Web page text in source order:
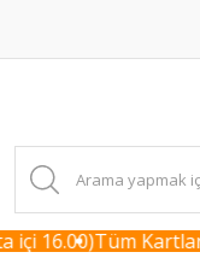
içi 16.00)Tüm